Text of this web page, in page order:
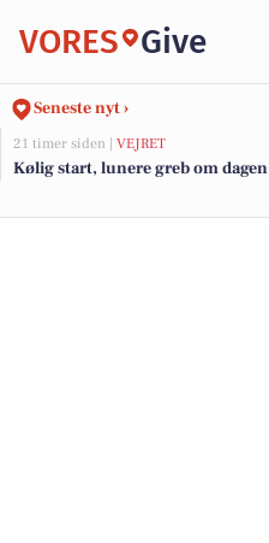
VORES Give
Seneste nyt ›
21 timer siden | VEJRET
Kølig start, lunere greb om dagen